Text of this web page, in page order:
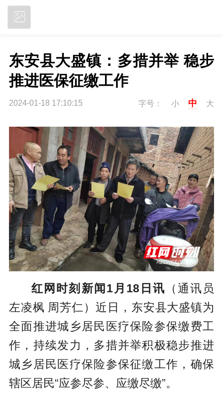
东安县大盛镇：多措并举 稳步
推进医保征缴工作
2024-01-18 17:10:15 字号： 小 中 大
红网时刻新闻1月18日讯 （通讯员
左凌枫 周芳仁）近日，东安县大盛镇为
全面推进城乡居民医疗保险参保缴费工
作，持续发力，多措并举积极稳步推进
城乡居民医疗保险参保征缴工作，确保
辖区居民“应参尽参、应缴尽缴”。